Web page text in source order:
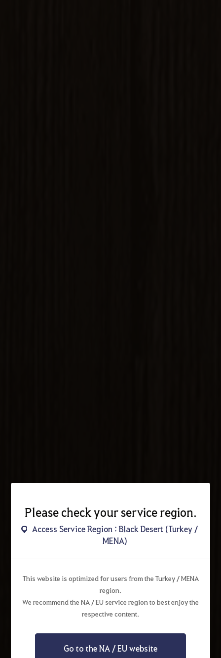
Please check your service region.
Access Service Region : Black Desert (Turkey /
MENA)
This website is optimized for users from the Turkey / MENA
region.
We recommend the NA / EU service region to best enjoy the
respective content.
Go to the NA / EU website